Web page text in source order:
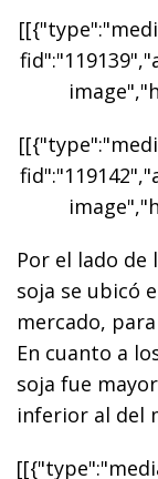
Por el lado de
soja se ubicó
mercado,
En cuanto a
soja fue
inferior al del